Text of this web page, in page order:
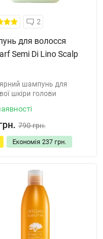
2
для волосся
Semi Di Lino Scalp
шампунь для
шкіри голови
790 грн.
Економія 237 грн.